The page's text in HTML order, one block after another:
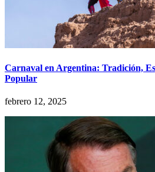
Carnaval en Argentina: Tradición,
Popular
febrero 12, 2025